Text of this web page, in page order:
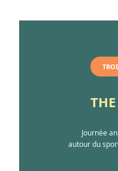
Journée
autour du